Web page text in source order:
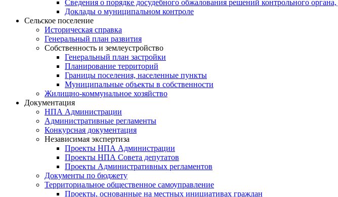
Сведения о порядке досудебного обжалования решений контрольного
Доклады о муниципальном контроле
Сельское поселение
Историческая справка
Генеральный план развития
Собственность и землеустройство
Генеральный план застройки
Планирование территорий
Границы поселения, населенные пункты
Муниципальные объекты в собственности
Жилищно-коммунальное хозяйство
Документация
НПА Администрации
Административные регламенты
Конкурсная документация
Независимая экспертиза
Проекты НПА Администрации
Проекты НПА Совета депутатов
Проекты Административных регламентов
Документы по бюджету
Территориальное общественное самоуправление
Проекты, основанные на местных инициативах граждан